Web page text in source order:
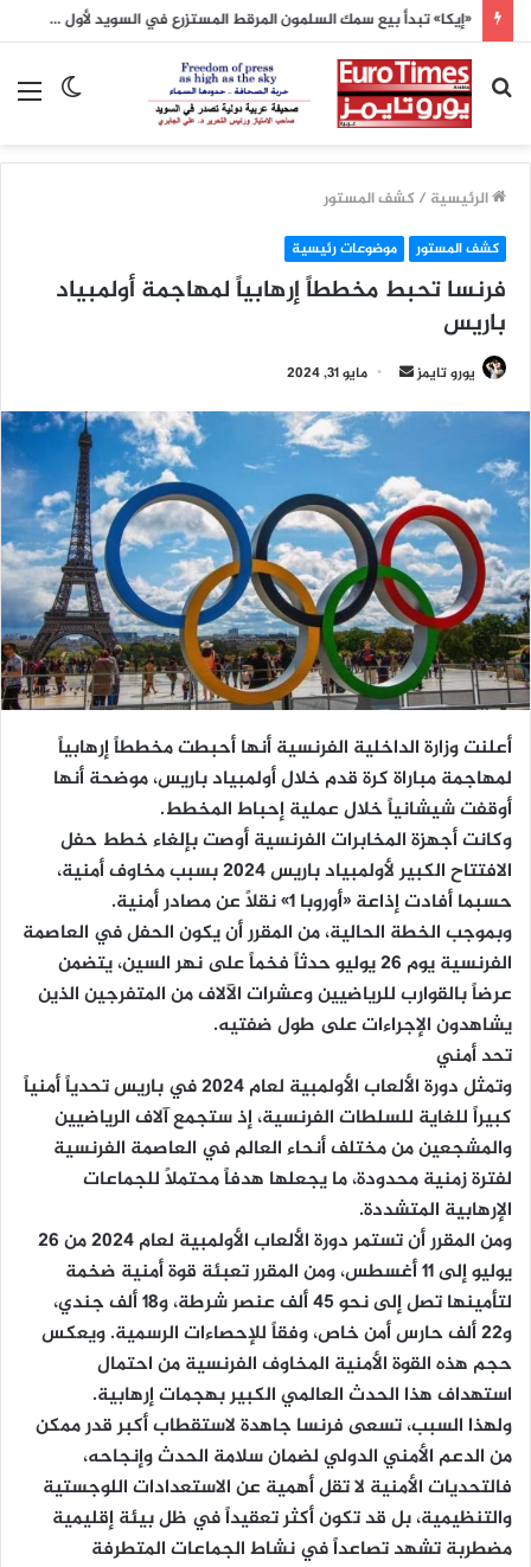
الأرصاد الفرنسية: الأشهر الثلاثة المقبلة ستكون أدفأ من المعدلات الطبيعية
الوضع
بحث
عن
الرئيسية /كشف المستور
كشف المستور موضوعات رئيسية
فرنسا تحبط مخططاً إرهابياً لمهاجمة أولمبياد
باريس
يورو تايمز
أرسل
إلكترونيا
مايو 31, 2024
أعلنت وزارة الداخلية الفرنسية أنها أحبطت مخططاً إرهابياً
لمهاجمة مباراة كرة قدم خلال أولمبياد باريس، موضحة أنها
أوقفت شيشانياً خلال عملية إحباط المخطط.
وكانت أجهزة المخابرات الفرنسية أوصت بإلغاء خطط حفل
الافتتاح الكبير لأولمبياد باريس 2024 بسبب مخاوف أمنية،
حسبما أفادت إذاعة «أوروبا 1» نقلاً عن مصادر أمنية.
وبموجب الخطة الحالية، من المقرر أن يكون الحفل في العاصمة
الفرنسية يوم 26 يوليو حدثاً فخماً على نهر السين، يتضمن
عرضاً بالقوارب للرياضيين وعشرات الآلاف من المتفرجين الذين
يشاهدون الإجراءات على طول ضفتيه.
تحد أمني
وتمثل دورة الألعاب الأولمبية لعام 2024 في باريس تحدياً أمنياً
كبيراً للغاية للسلطات الفرنسية، إذ ستجمع آلاف الرياضيين
والمشجعين من مختلف أنحاء العالم في العاصمة الفرنسية
لفترة زمنية محدودة، ما يجعلها هدفاً محتملاً للجماعات
الإرهابية المتشددة.
ومن المقرر أن تستمر دورة الألعاب الأولمبية لعام 2024 من 26
يوليو إلى 11 أغسطس، ومن المقرر تعبئة قوة أمنية ضخمة
لتأمينها تصل إلى نحو 45 ألف عنصر شرطة، و18 ألف جندي،
و22 ألف حارس أمن خاص، وفقاً للإحصاءات الرسمية. ويعكس
حجم هذه القوة الأمنية المخاوف الفرنسية من احتمال
استهداف هذا الحدث العالمي الكبير بهجمات إرهابية.
ولهذا السبب، تسعى فرنسا جاهدة لاستقطاب أكبر قدر ممكن
من الدعم الأمني الدولي لضمان سلامة الحدث وإنجاحه،
فالتحديات الأمنية لا تقل أهمية عن الاستعدادات اللوجستية
والتنظيمية، بل قد تكون أكثر تعقيداً في ظل بيئة إقليمية
مضطربة تشهد تصاعداً في نشاط الجماعات المتطرفة